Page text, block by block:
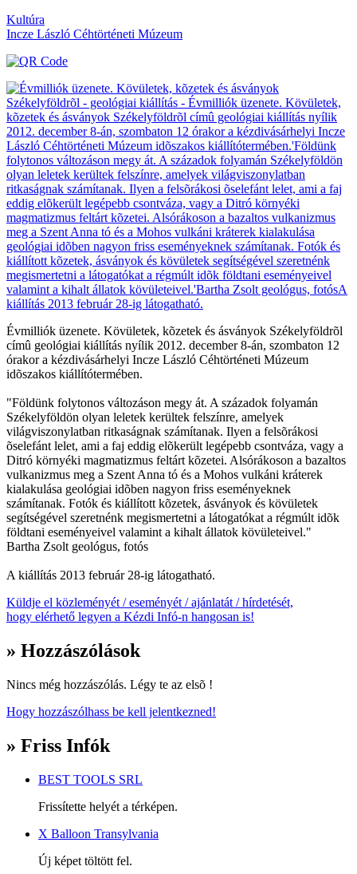
Kultúra
Incze László Céhtörténeti Múzeum
Évmilliók üzenete. Kövületek, kõzetek és ásványok Székelyföldrõl
címû geológiai kiállítás nyílik 2012. december 8-án, szombaton 12
órakor a kézdivásárhelyi Incze László Céhtörténeti Múzeum
idõszakos kiállítótermében.
"Földünk folytonos változáson megy át. A századok folyamán
Székelyföldön olyan leletek kerültek felszínre, amelyek
világviszonylatban ritkaságnak számítanak. Ilyen a felsõrákosi
õselefánt lelet, ami a faj eddig elõkerült legépebb csontváza, vagy a
Ditró környéki magmatizmus feltárt kõzetei. Alsórákoson a bazaltos
vulkanizmus meg a Szent Anna tó és a Mohos vulkáni kráterek
kialakulása geológiai idõben nagyon friss eseményeknek
számítanak. Fotók és kiállított kõzetek, ásványok és kövületek
segítségével szeretnénk megismertetni a látogatókat a régmúlt idõk
földtani eseményeivel valamint a kihalt állatok kövületeivel."
Bartha Zsolt geológus, fotós
A kiállítás 2013 február 28-ig látogatható.
Küldje el közleményét / eseményét / ajánlatát / hírdetését,
hogy elérhető legyen a Kézdi Infó-n hangosan is!
» Hozzászólások
Nincs még hozzászólás. Légy te az elsõ !
Hogy hozzászólhass be kell jelentkezned!
» Friss Infók
BEST TOOLS SRL
Frissítette helyét a térképen.
X Balloon Transylvania
Új képet töltött fel.